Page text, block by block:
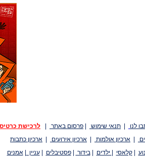
לנו תנאי שימוש פרסום באתר
לרכישת
ארכיון אולמות ארכיון אירועים
ארכיון כתבות
|קלאסי ילדים |בידור |פסטיבלים |עניין |אמנים